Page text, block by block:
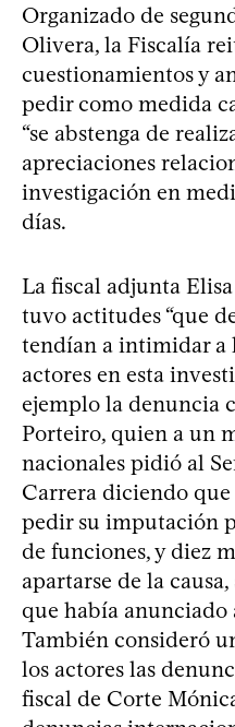
Organizado de
Olivera, la Fiscalía
cuestionamientos y
pedir como medida
“se abstenga de
apreciaciones
investigación en
días.
La fiscal adjunta
tuvo actitudes “que
tendían a intimidar a
actores en esta
ejemplo la denuncia
Porteiro, quien a un
nacionales pidió al
Carrera diciendo
pedir su imputación
de funciones, y diez
apartarse de la
que había
También consideró
los actores las
fiscal de Corte